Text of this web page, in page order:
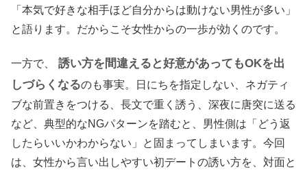
「本気で好きな相手ほど自分からは動けない男性が多い」
と語ります。だからこそ女性からの一歩が効くのです。
一方で、
誘い方を間違えると好意があってもOKを出
しづらくなるのも事実。日にちを指定しない、ネガティ
ブな前置きをつける、長文で重く誘う、深夜に唐突に送る
など、典型的なNGパターンを踏むと、男性側は「どう返
したらいいかわからない」と固まってしまいます。今回
は、女性から言い出しやすい初デートの誘い方を、対面と